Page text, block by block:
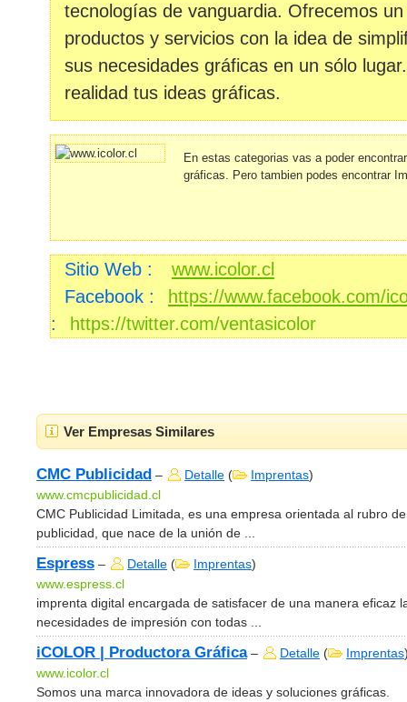
tecnologías de vanguardia. Ofrecemos un
productos y servicios con la idea de
sus necesidades gráficas en un sólo
realidad tus ideas gráficas.
En estas categorias vas a poder
gráficas. Pero tambien podes encontrar
Sitio Web :
www.icolor.cl
Facebook :
https://www.facebook.com/
:
https://twitter.com/ventasicolor
Ver Empresas Similares
CMC Publicidad – Detalle ( Imprentas)
www.cmcpublicidad.cl
CMC Publicidad Limitada, es una empresa orientada al rubro
publicidad, que nace de la unión de ...
Espress – Detalle ( Imprentas)
www.espress.cl
imprenta digital encargada de satisfacer de una manera eficaz
necesidades de impresión con todas ...
iCOLOR | Productora Gráfica– Detalle ( Imprentas
www.icolor.cl
Somos una marca innovadora de ideas y soluciones gráficas.